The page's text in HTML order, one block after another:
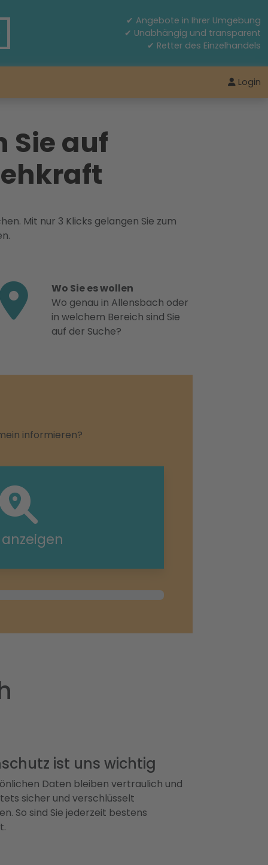
✔ Angebote in Ihrer Umgebung
✔ Unabhängig und transparent
✔ Retter des Einzelhandels
Login
Sie auf
Mit nur 3 Klicks gelangen Sie zum
Wo Sie es wollen
Wo genau in Allensbach oder
in welchem Bereich sind Sie
auf der Suche?
informieren?
ist uns wichtig
Daten bleiben vertraulich und
sicher und verschlüsselt
So sind Sie jederzeit bestens